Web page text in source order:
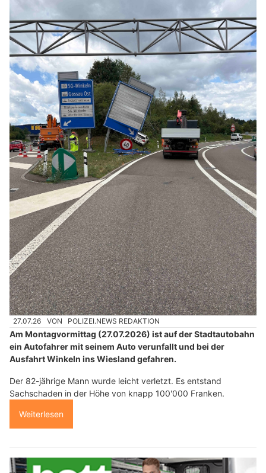
27.07.26 VON POLIZEI.NEWS REDAKTION
Am Montagvormittag (27.07.2026) ist auf der Stadtautobahn
ein Autofahrer mit seinem Auto verunfallt und bei der
Ausfahrt Winkeln ins Wiesland gefahren.
Der 82-jährige Mann wurde leicht verletzt. Es entstand
Sachschaden in der Höhe von knapp 100'000 Franken.
Weiterlesen